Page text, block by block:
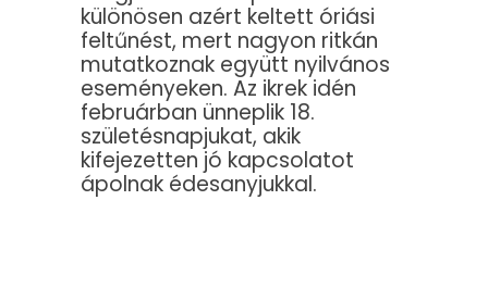
különösen azért keltett óriási
feltűnést, mert nagyon ritkán
mutatkoznak együtt nyilvános
eseményeken. Az ikrek idén
februárban ünneplik 18.
születésnapjukat, akik
kifejezetten jó kapcsolatot
ápolnak édesanyjukkal.